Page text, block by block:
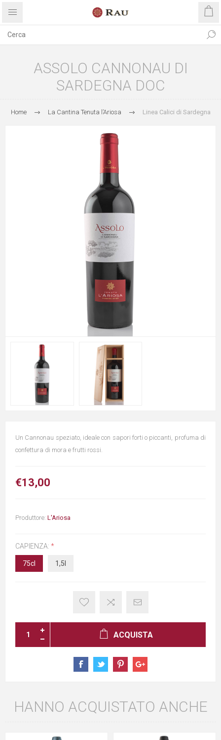
Iscriviti alla newsletter!
primo acquisto!
×
ASSOLO CANNONAU DI
SARDEGNA DOC
Home La Cantina Tenuta l’Ariosa Linea Calici di Sardegna
Un Cannonau speziato, ideale con sapori forti o piccanti, profuma di
confettura di mora e frutti rossi.
€13,00
Produttore: L'Ariosa
CAPIENZA: *
75cl 1,5l
ACQUISTA
HANNO ACQUISTATO ANCHE